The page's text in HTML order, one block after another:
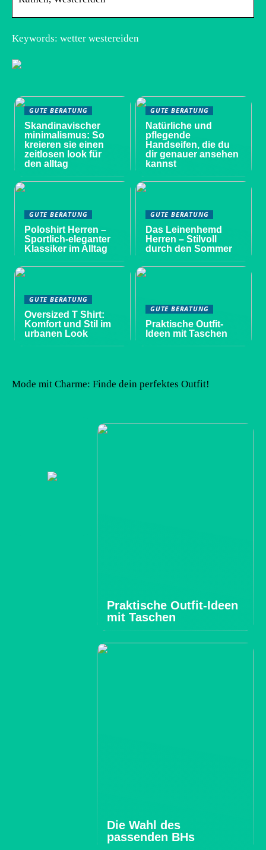
Keywords: wetter westereiden
GUTE BERATUNG
Skandinavischer
minimalismus: So
kreieren sie einen
zeitlosen look für
den alltag
GUTE BERATUNG
Natürliche und
pflegende
Handseifen, die du
dir genauer ansehen
kannst
GUTE BERATUNG
Poloshirt Herren –
Sportlich-eleganter
Klassiker im Alltag
GUTE BERATUNG
Das Leinenhemd
Herren – Stilvoll
durch den Sommer
GUTE BERATUNG
Oversized T Shirt:
Komfort und Stil im
urbanen Look
GUTE BERATUNG
Praktische Outfit-
Ideen mit Taschen
Mode mit Charme: Finde dein perfektes Outfit!
Praktische Outfit-Ideen
mit Taschen
Die Wahl des
passenden BHs